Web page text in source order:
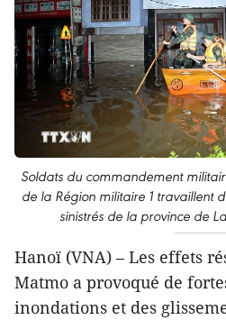
Soldats du commandement
de la Région militaire 1 travaillent
sinistrés de la province de
Hanoï (VNA) – Les effets
Matmo a provoqué de
inondations et des